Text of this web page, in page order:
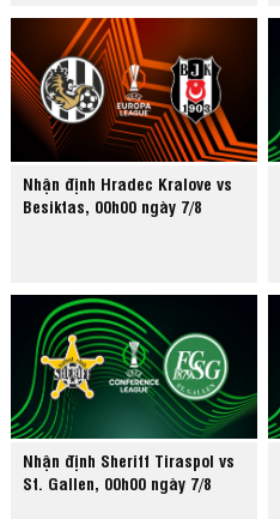
Nhận định Hradec Kralove vs
Besiktas, 00h00 ngày 7/8
Nhận định Sheriff Tiraspol vs
St. Gallen, 00h00 ngày 7/8